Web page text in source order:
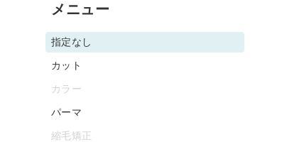
メニュー
指定なし
カット
カラー
パーマ
縮毛矯正